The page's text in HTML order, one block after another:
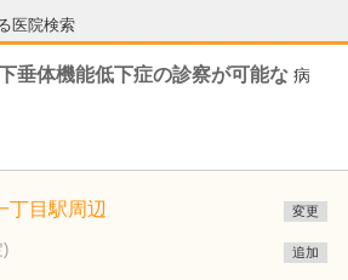
医院検索
垂体機能低下症の診察が可能な 病
丁目駅周辺 変更
) 追加